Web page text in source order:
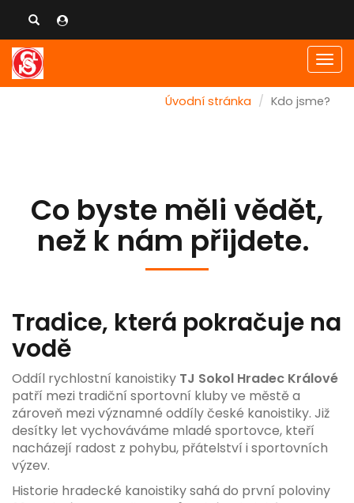
Úvodní stránka Kdo jsme?
Co byste měli vědět,
než k nám přijdete.
Tradice, která pokračuje na
vodě
Oddíl rychlostní kanoistiky TJ Sokol Hradec Králové
patří mezi tradiční sportovní kluby ve městě a
zároveň mezi významné oddíly české kanoistiky. Již
desítky let vychováváme mladé sportovce, kteří
nacházejí radost z pohybu, přátelství i sportovních
výzev.
Historie hradecké kanoistiky sahá do první poloviny